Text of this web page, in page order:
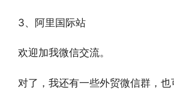
3、阿里国际站
欢迎加我微信交流。
对了，我还有一些外贸微信群，也